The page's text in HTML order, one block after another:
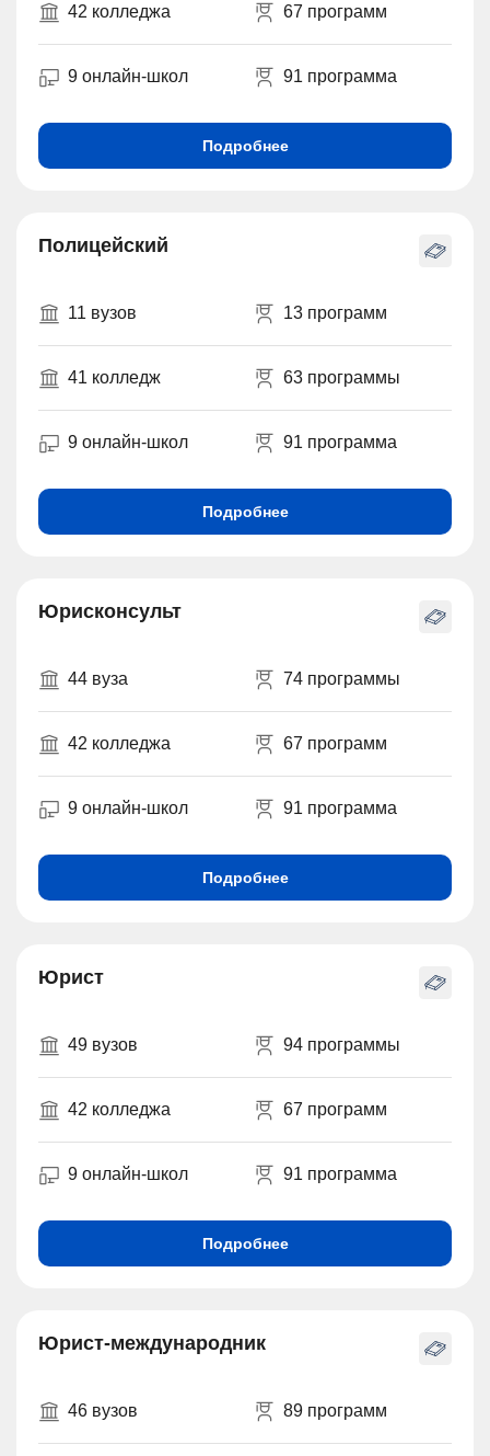
42 колледжа 67 программ
9 онлайн-школ 91 программа
Подробнее
Полицейский
11 вузов 13 программ
41 колледж 63 программы
9 онлайн-школ 91 программа
Подробнее
Юрисконсульт
44 вуза 74 программы
42 колледжа 67 программ
9 онлайн-школ 91 программа
Подробнее
Юрист
49 вузов 94 программы
42 колледжа 67 программ
9 онлайн-школ 91 программа
Подробнее
Юрист-международник
46 вузов 89 программ